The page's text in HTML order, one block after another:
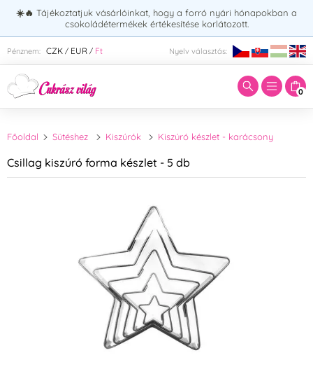
☀️🔥 Tájékoztatjuk vásárlóinkat, hogy a forró nyári hónapokban a
csokoládétermékek értékesítése korlátozott.
Pénznem: CZK / EUR / Ft Nyelv választás:
0
Adja meg a keresett kifejezést:
Főoldal Sütéshez Kiszúrók Kiszúró készlet - karácsony
Csillag kiszúró forma készlet - 5 db